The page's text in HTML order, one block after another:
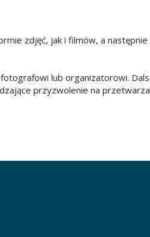
zdjęć, jak i filmów, a
lub organizatorowi.
przyzwolenie na